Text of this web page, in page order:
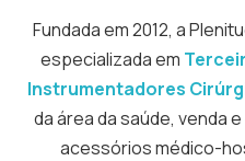
Fundada em 2012, a
especializada em
Instrumentadores
da área da saúde, venda
acessórios médico-